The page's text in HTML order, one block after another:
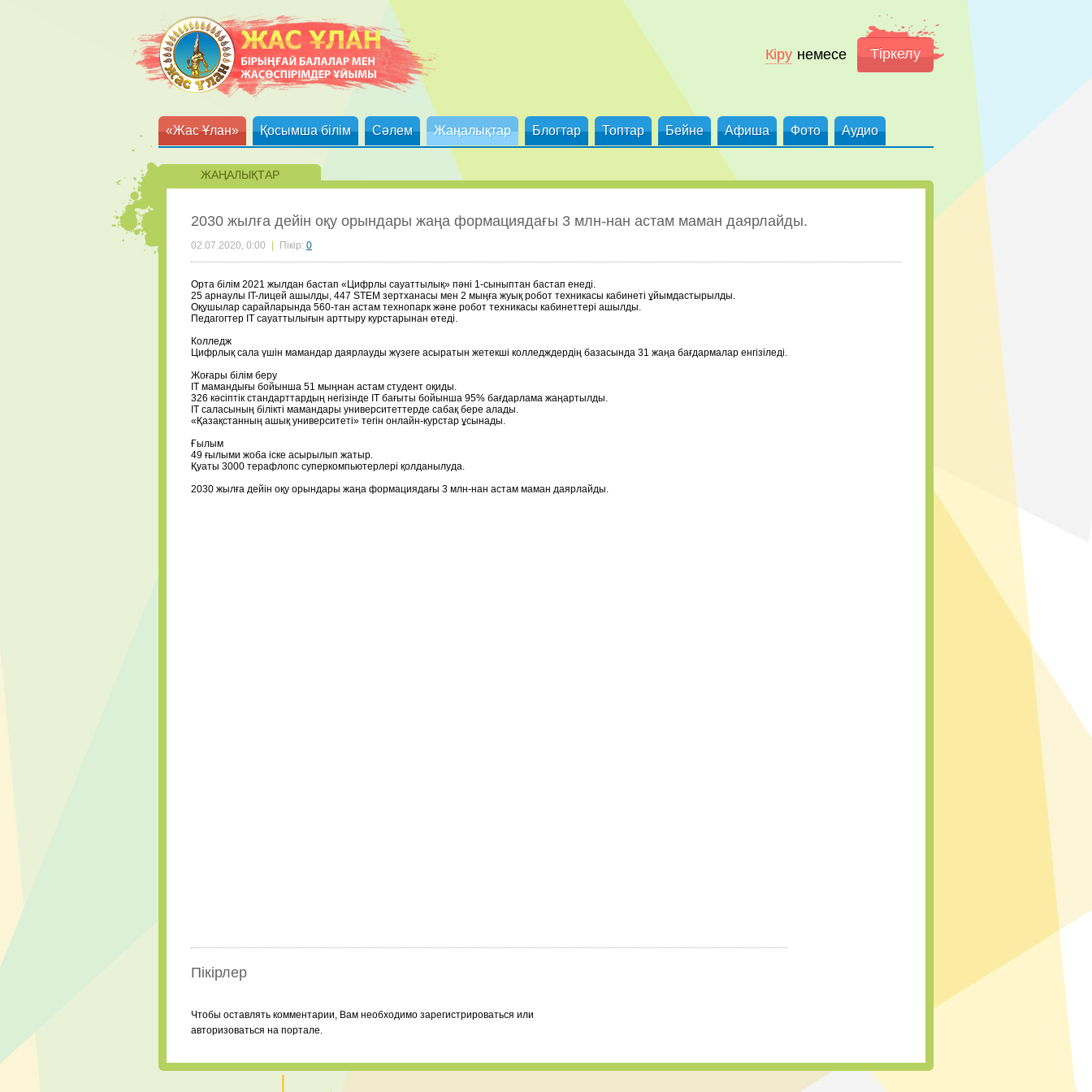
Кіру немесе Тіркелу
«Жас Ұлан» Қосымша білім Сәлем Жаңалықтар Блогтар Топтар Бейне Афиша Фото Аудио
ЖАҢАЛЫҚТАР
2030 жылға дейін оқу орындары жаңа формациядағы 3 млн-нан астам маман даярлайды.
02.07.2020, 0:00 Пікір: 0
Орта білім 2021 жылдан бастап «Цифрлы сауаттылық» пәні 1-сыныптан бастап енеді.
25 арнаулы IT-лицей ашылды, 447 STEM зертханасы мен 2 мыңға жуық робот техникасы кабинеті ұйымдастырылды.
Оқушылар сарайларында 560-тан астам технопарк және робот техникасы кабинеттері ашылды.
Педагогтер IT сауаттылығын арттыру курстарынан өтеді.
Колледж
Цифрлық сала үшін мамандар даярлауды жүзеге асыратын жетекші колледждердің базасында 31 жаңа бағдармалар енгізіледі.
Жоғары білім беру
IT мамандығы бойынша 51 мыңнан астам студент оқиды.
326 кәсіптік стандарттардың негізінде ІТ бағыты бойынша 95% бағдарлама жаңартылды.
ІТ саласының білікті мамандары университеттерде сабақ бере алады.
«Қазақстанның ашық университеті» тегін онлайн-курстар ұсынады.
Ғылым
49 ғылыми жоба іске асырылып жатыр.
Қуаты 3000 терафлопс суперкомпьютерлері қолданылуда.
2030 жылға дейін оқу орындары жаңа формациядағы 3 млн-нан астам маман даярлайды.
Пікірлер
Чтобы оставлять комментарии, Вам необходимо зарегистрироваться или
авторизоваться на портале.